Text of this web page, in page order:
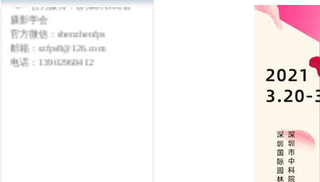
摄影学会
官方微信：shenzhenfps
邮箱：szfps8@126.com
电话：13902968412